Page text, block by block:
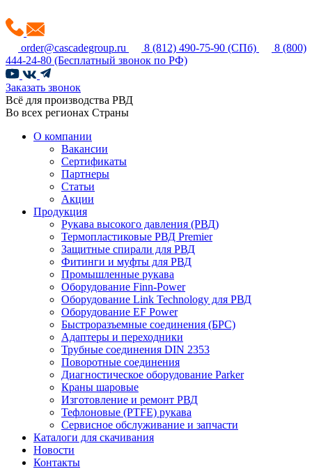
order@cascadegroup.ru 8 (812) 490-75-90 (СПб)
8 (800)
444-24-80 (Бесплатный звонок по РФ)
Заказать звонок
Всё для производства РВД
Во всех регионах Страны
О компании
Вакансии
Сертификаты
Партнеры
Статьи
Акции
Продукция
Рукава высокого давления (РВД)
Термопластиковые РВД Premier
Защитные спирали для РВД
Фитинги и муфты для РВД
Промышленные рукава
Оборудование Finn-Power
Оборудование Link Technology для РВД
Оборудование EF Power
Быстроразъемные соединения (БРС)
Адаптеры и переходники
Трубные соединения DIN 2353
Поворотные соединения
Диагностическое оборудование Parker
Краны шаровые
Изготовление и ремонт РВД
Тефлоновые (PTFE) рукава
Сервисное обслуживание и запчасти
Каталоги для скачивания
Новости
Контакты